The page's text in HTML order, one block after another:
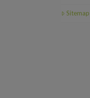
Sitemap